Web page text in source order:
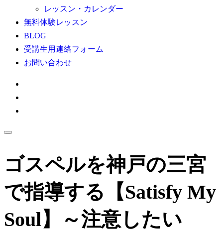
レッスン・カレンダー
無料体験レッスン
BLOG
受講生用連絡フォーム
お問い合わせ
ゴスペルを神戸の三宮
で指導する【Satisfy My
Soul】～注意したい